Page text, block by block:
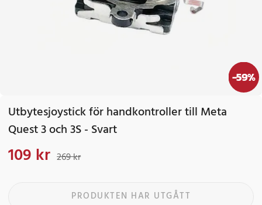
-59%
Utbytesjoystick för handkontroller till Meta
Quest 3 och 3S - Svart
Nuvarande pris
109 kr 269 kr
PRODUKTEN HAR UTGÅTT